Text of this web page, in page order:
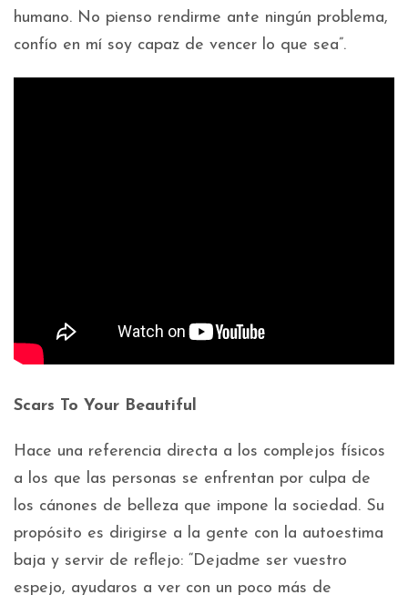
humano. No pienso rendirme ante ningún problema,
confío en mí soy capaz de vencer lo que sea”.
Scars To Your Beautiful
Hace una referencia directa a los complejos físicos
a los que las personas se enfrentan por culpa de
los cánones de belleza que impone la sociedad. Su
propósito es dirigirse a la gente con la autoestima
baja y servir de reflejo: “Dejadme ser vuestro
espejo, ayudaros a ver con un poco más de